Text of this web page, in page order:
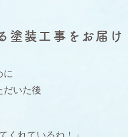
塗装工事をお届け
に
だいた後